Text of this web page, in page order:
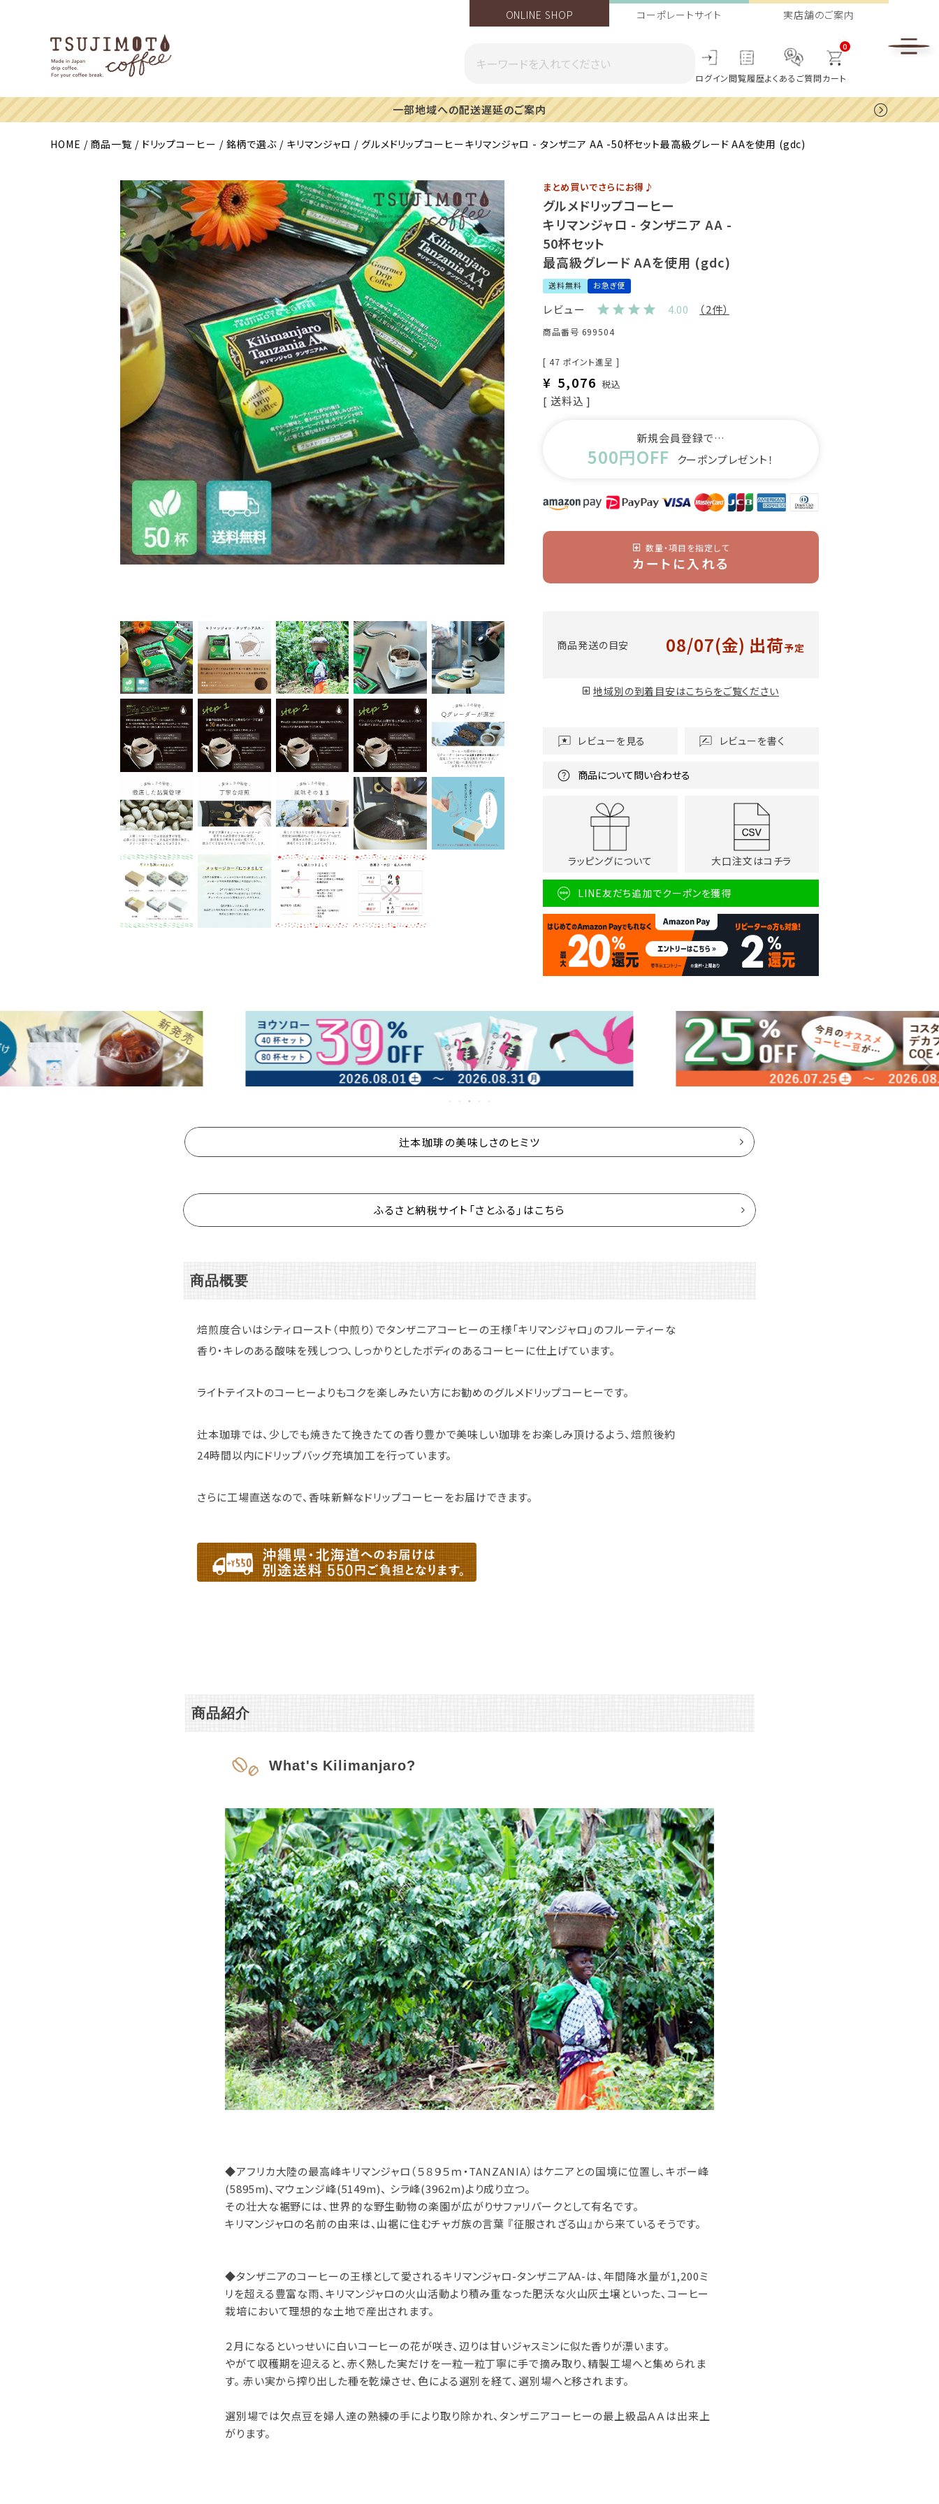
ONLINE SHOP コーポレートサイト 実店舗のご案内
ログイン閲覧履歴よくあるご質問
0
カート
一部地域への配送遅延のご案内
HOME 商品一覧 ドリップコーヒー 銘柄で選ぶ キリマンジャロ グルメドリップコーヒーキリマンジャロ - タンザニア AA -50杯セット最高級グレード AAを使用 (gdc)
まとめ買いでさらにお得♪
グルメドリップコーヒー
キリマンジャロ - タンザニア AA -
50杯セット
最高級グレード AAを使用 (gdc)
送料無料 お急ぎ便
レビュー 4.00 （2件）
商品番号 699504
[ 47 ポイント進呈 ]
¥ 5,076 税込
送料込
新規会員登録で…
500円OFF クーポンプレゼント！
数量・項目を指定して
カートに入れる
商品発送の目安 08/07(金) 出荷予定
地域別の到着目安はこちらをご覧ください
レビューを見る レビューを書く
商品について問い合わせる
ラッピングについて 大口注文はコチラ
LINE友だち追加でクーポンを獲得
辻本珈琲の美味しさのヒミツ
ふるさと納税サイト「さとふる」はこちら
商品概要
焙煎度合いはシティロースト（中煎り）でタンザニアコーヒーの王様「キリマンジャロ」のフルーティーな
香り・キレのある酸味を残しつつ、しっかりとしたボディのあるコーヒーに仕上げています。
ライトテイストのコーヒーよりもコクを楽しみたい方にお勧めのグルメドリップコーヒーです。
辻本珈琲では、少しでも焼きたて挽きたての香り豊かで美味しい珈琲をお楽しみ頂けるよう、焙煎後約
24時間以内にドリップバッグ充填加工を行っています。
さらに工場直送なので、香味新鮮なドリップコーヒーをお届けできます。
商品紹介
What's Kilimanjaro?
◆アフリカ大陸の最高峰キリマンジャロ（５８９５ｍ・TANZANIA）はケニアとの国境に位置し、キボー峰
(5895m)、マウェンジ峰(5149m)、 シラ峰(3962m)より成り立つ。
その壮大な裾野には、世界的な野生動物の楽園が広がりサファリパークとして有名です。
キリマンジャロの名前の由来は、山裾に住むチャガ族の言葉 『征服されざる山』から来ているそうです。
◆タンザニアのコーヒーの王様として愛されるキリマンジャロ-タンザニアAA-は、年間降水量が1,200ミ
リを超える豊富な雨、キリマンジャロの火山活動より積み重なった肥沃な火山灰土壌といった、コーヒー
栽培において理想的な土地で産出されます。
２月になるといっせいに白いコーヒーの花が咲き、辺りは甘いジャスミンに似た香りが漂います。
やがて収穫期を迎えると、赤く熟した実だけを一粒一粒丁寧に手で摘み取り、精製工場へと集められま
す。 赤い実から搾り出した種を乾燥させ、色による選別を経て、選別場へと移されます。
選別場では欠点豆を婦人達の熟練の手により取り除かれ、タンザニアコーヒーの最上級品ＡＡは出来上
がります。